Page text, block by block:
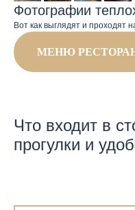
Фотографии
Вот как выглядят и проходят
МЕНЮ
Что входит в
прогулки и